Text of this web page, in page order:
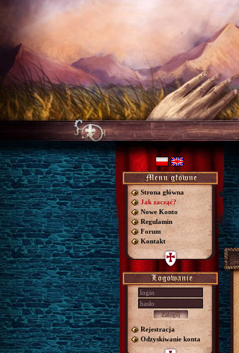
Strona główna
Jak zacząć?
Nowe Konto
Regulamin
Forum
Kontakt
Rejestracja
Odzyskiwanie konta